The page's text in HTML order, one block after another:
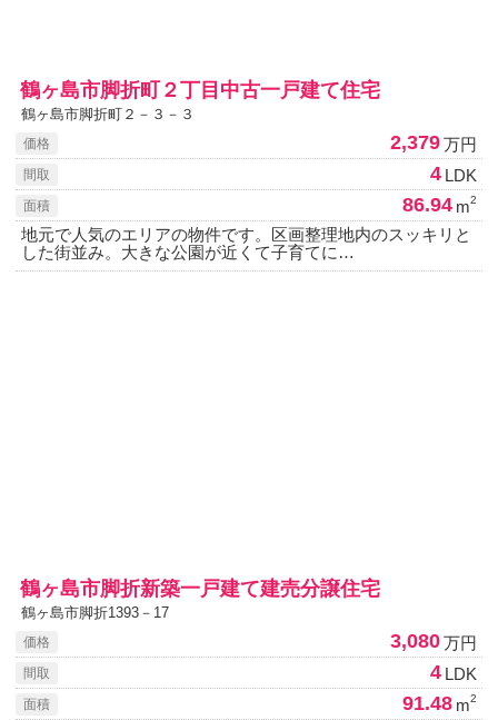
鶴ヶ島市脚折町２丁目中古一戸建て住宅
鶴ヶ島市脚折町２－３－３
価格 2,379 万円
間取 4 LDK
面積 86.94 m2
地元で人気のエリアの物件です。区画整理地内のスッキリと
した街並み。大きな公園が近くて子育てに…
鶴ヶ島市脚折新築一戸建て建売分譲住宅
鶴ヶ島市脚折1393－17
価格 3,080 万円
間取 4 LDK
面積 91.48 m2